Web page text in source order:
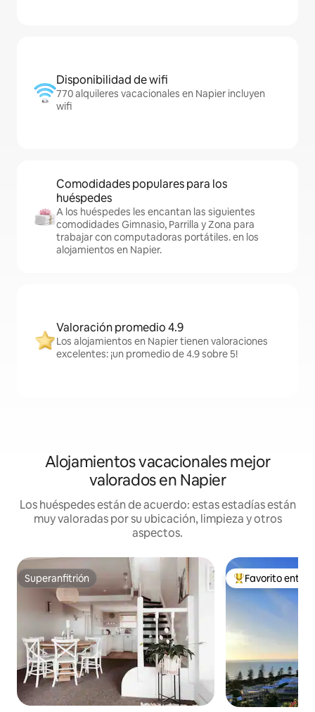
Disponibilidad de wifi
770 alquileres vacacionales en Napier incluyen
wifi
Comodidades populares para los
huéspedes
A los huéspedes les encantan las siguientes
comodidades Gimnasio, Parrilla y Zona para
trabajar con computadoras portátiles. en los
alojamientos en Napier.
Valoración promedio 4.9
Los alojamientos en Napier tienen valoraciones
excelentes: ¡un promedio de 4.9 sobre 5!
Alojamientos vacacionales mejor
valorados en Napier
Los huéspedes están de acuerdo: estas estadías están
muy valoradas por su ubicación, limpieza y otros
aspectos.
Superanfitrión
Superanfitrión Favorito entre
Favorito entre